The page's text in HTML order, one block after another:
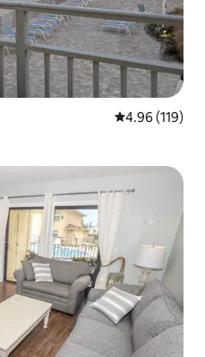
평점 4.96점(5
4.96 (119)